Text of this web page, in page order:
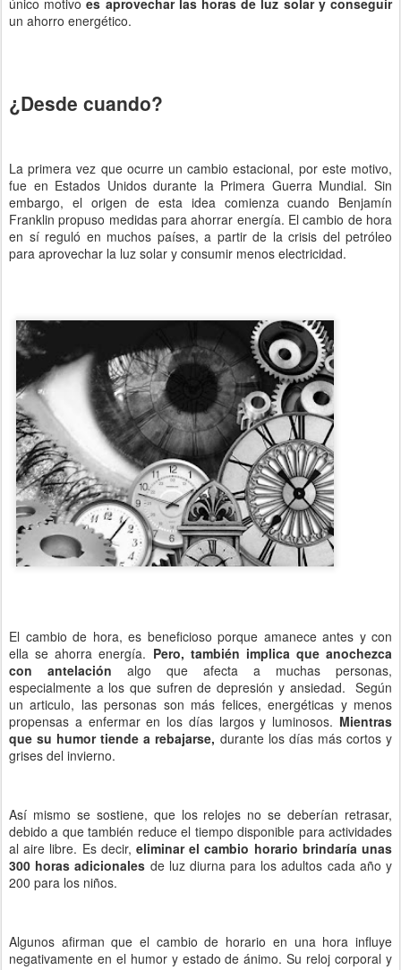
único motivoes aprovechar las horas de luz solar y conseguir
un ahorro energético.
¿Desde cuando?
La primera vez que ocurre un cambio estacional, por este motivo,
fue en Estados Unidos durante la Primera Guerra Mundial. Sin
embargo, el origen de esta idea comienza cuando Benjamín
Franklin propuso medidas para ahorrar energía. El cambio de hora
en sí reguló en muchos países, a partir de la crisis del petróleo
para aprovechar la luz solar y consumir menos electricidad.
El cambio de hora, es beneficioso porque amanece antes y con
ella se ahorra energía. Pero, también implica que anochezca
con antelación algo que afecta a muchas personas,
especialmente a los que sufren de depresión y ansiedad. Según
un articulo, las personas son más felices, energéticas y menos
propensas a enfermar en los días largos y luminosos. Mientras
que su humor tiende a rebajarse, durante los días más cortos y
grises del invierno.
Así mismo se sostiene, que los relojes no se deberían retrasar,
debido a que también reduce el tiempo disponible para actividades
al aire libre. Es decir, eliminar el cambio horario brindaría unas
300 horas adicionales de luz diurna para los adultos cada año y
200 para los niños.
Algunos afirman que el cambio de horario en una hora influye
negativamente en el humor y estado de ánimo. Su reloj corporal y